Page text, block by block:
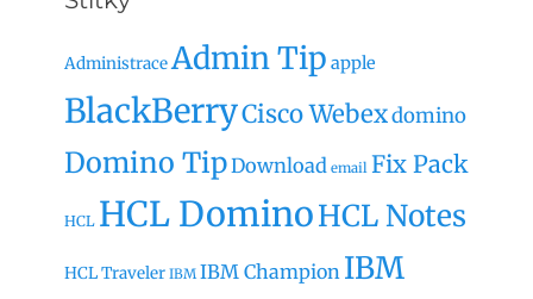
AdministraceAdmin Tip apple
BlackBerryCisco Webexdomino
Domino TipDownload email Fix Pack
HCL HCL DominoHCL Notes
HCL Traveler IBM IBM Champion IBM